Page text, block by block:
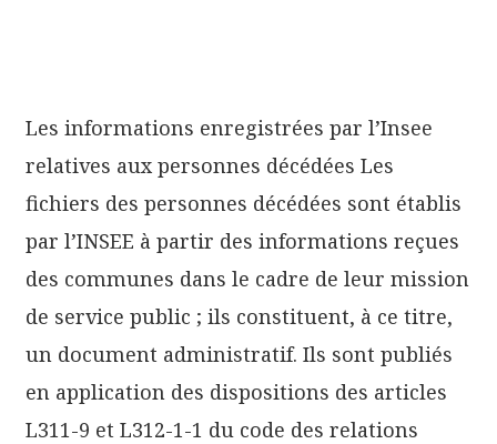
Les informations enregistrées par l’Insee
relatives aux personnes décédées Les
fichiers des personnes décédées sont établis
par l’INSEE à partir des informations reçues
des communes dans le cadre de leur mission
de service public ; ils constituent, à ce titre,
un document administratif. Ils sont publiés
en application des dispositions des articles
L311-9 et L312-1-1 du code des relations